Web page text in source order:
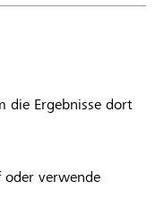
die Ergebnisse dort
oder verwende